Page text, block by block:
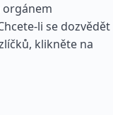
li se dozvědět
klikněte na